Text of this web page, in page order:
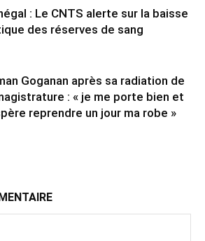
: Le CNTS alerte sur la baisse
des réserves de sang
Goganan après sa radiation de
: « je me porte bien et
reprendre un jour ma robe »